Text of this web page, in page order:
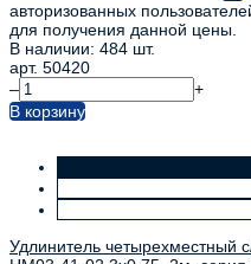
авторизованных
для получения данной цены.
В наличии: 484 шт.
арт. 50420
–
+
В корзину
Удлинитель четырехместный